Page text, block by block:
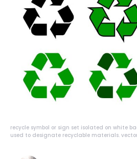
recycle symbol or sign set isolated on white
used to designate recyclable materials.